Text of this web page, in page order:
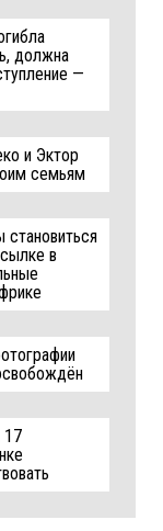
должна
—
и Эктор
семьям
в
17